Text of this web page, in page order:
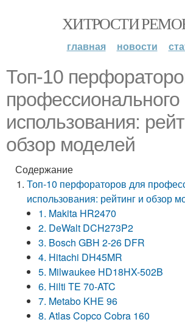
ХИТРОСТИ
главная новости
Топ-10
профессионального
использования:
обзор моделей
Содержание
Топ-10 перфораторов для
использования: рейтинг и обзор
1. Makita HR2470
2. DeWalt DCH273P2
3. Bosch GBH 2-26 DFR
4. Hitachi DH45MR
5. Milwaukee HD18HX-502B
6. Hilti TE 70-ATC
7. Metabo KHE 96
8. Atlas Copco Cobra 160